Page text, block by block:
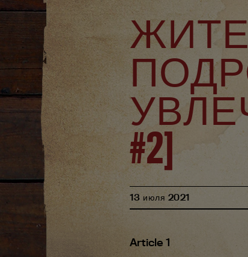
13 июля 2021
#2]
Article 1